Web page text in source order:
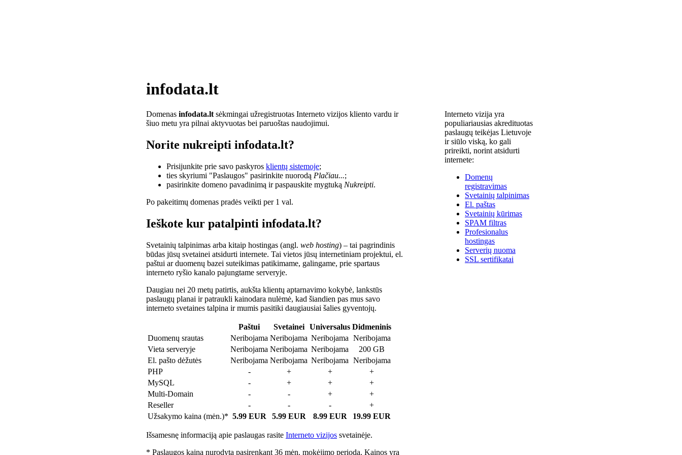
infodata.lt
Domenas infodata.lt sėkmingai užregistruotas Interneto vizijos kliento vardu ir
šiuo metu yra pilnai aktyvuotas bei paruoštas naudojimui.
Norite nukreipti infodata.lt?
Prisijunkite prie savo paskyros klientų sistemoje;
ties skyriumi "Paslaugos" pasirinkite nuorodą Plačiau...;
pasirinkite domeno pavadinimą ir paspauskite mygtuką Nukreipti.
Po pakeitimų domenas pradės veikti per 1 val.
Ieškote kur patalpinti infodata.lt?
Svetainių talpinimas arba kitaip hostingas (angl. web hosting) – tai pagrindinis
būdas jūsų svetainei atsidurti internete. Tai vietos jūsų internetiniam projektui, el.
paštui ar duomenų bazei suteikimas patikimame, galingame, prie spartaus
interneto ryšio kanalo pajungtame serveryje.
Daugiau nei 20 metų patirtis, aukšta klientų aptarnavimo kokybė, lankstūs
paslaugų planai ir patraukli kainodara nulėmė, kad šiandien pas mus savo
interneto svetaines talpina ir mumis pasitiki daugiausiai šalies gyventojų.
Paštui Svetainei Universalus Didmeninis
Duomenų srautas
Neribojama Neribojama Neribojama Neribojama
Vieta serveryje
Neribojama Neribojama Neribojama
200 GB
El. pašto dėžutės
Neribojama Neribojama Neribojama Neribojama
PHP
- + +
+
MySQL
- + +
+
Multi-Domain
- - +
+
Reseller
- - -
+
Užsakymo kaina (mėn.)* 5.99 EUR 5.99 EUR 8.99 EUR 19.99 EUR
Išsamesnę informaciją apie paslaugas rasite Interneto vizijos svetainėje.
* Paslaugos kaina nurodyta pasirenkant 36 mėn. mokėjimo periodą. Kainos yra
Interneto vizija yra
populiariausias akredituotas
paslaugų teikėjas Lietuvoje
ir siūlo viską, ko gali
prireikti, norint atsidurti
internete:
Domenų
registravimas
Svetainių talpinimas
El. paštas
Svetainių kūrimas
SPAM filtras
Profesionalus
hostingas
Serverių nuoma
SSL sertifikatai